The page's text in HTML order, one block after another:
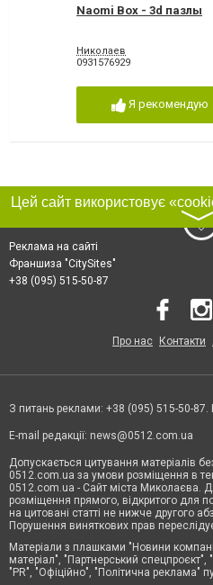
Naomi Box - 3d пазлы
Николаев
0931576929
Я рекомендую
Реклама на сайті
Франшиза "CitySites"
+38 (095) 515-50-87
Про нас Контакти
З питань реклами: +38 (095) 515-50-87.
E-mail редакції: news@0512.com.ua
Допускається цитування матеріалів
0512.com.ua за умови розміщення в
0512.com.ua - Сайт міста Миколаєва.
розміщення прямого, відкритого для
на цитовані статті не нижче другого
Порушення виняткових прав
Матеріали з плашками "Новини
матеріал", "Партнерський спецпроєкт",
"PR", "Офіційно", "Політична реклама"